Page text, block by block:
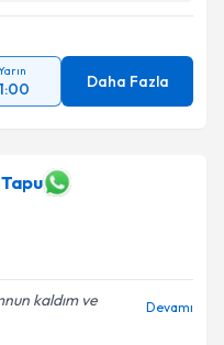
Daha Fazla
kaldım ve
Devamı